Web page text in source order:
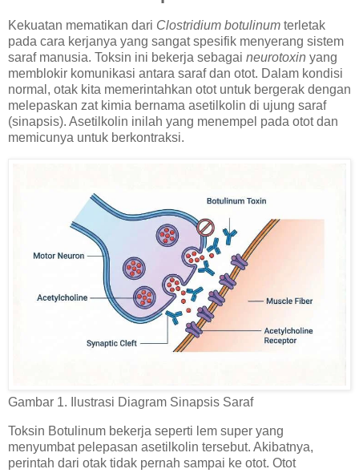
Kekuatan mematikan dari Clostridium botulinum terletak
pada cara kerjanya yang sangat spesifik menyerang sistem
saraf manusia. Toksin ini bekerja sebagai neurotoxin yang
memblokir komunikasi antara saraf dan otot. Dalam kondisi
normal, otak kita memerintahkan otot untuk bergerak dengan
melepaskan zat kimia bernama asetilkolin di ujung saraf
(sinapsis). Asetilkolin inilah yang menempel pada otot dan
memicunya untuk berkontraksi.
Gambar 1. Ilustrasi Diagram Sinapsis Saraf
Toksin Botulinum bekerja seperti lem super yang
menyumbat pelepasan asetilkolin tersebut. Akibatnya,
perintah dari otak tidak pernah sampai ke otot. Otot